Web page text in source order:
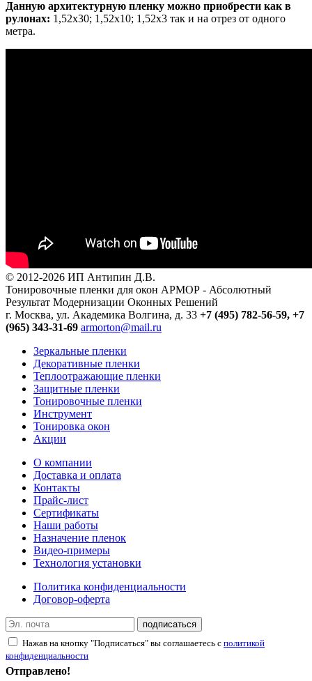
Данную архитектурную пленку можно приобрести как в
рулонах: 1,52х30; 1,52х10; 1,52x3 так и на отрез от одного
метра.
© 2012-2026 ИП Антипин Д.В.
Тонировочные пленки для окон АРМОР - Абсолютный
Результат Модернизации Оконных Решений
г. Москва, ул. Академика Волгина, д. 33 +7 (495) 782-56-59, +7
(965) 343-31-69 armorton@mail.ru
Зеркальные пленки
Декоративные пленки
Теплоотражающие пленки
Защитные пленки
Тонировочные пленки
Инструмент
Тонировка окон
Акции
О компании
Доставка и оплата
Контакты
Прайс-лист
Сертификаты
Наши работы
Назначение пленок
Видео-примеры
Технология установки
Политика конфиденциальности
Договор-оферта
подписаться
Нажав на кнопку "Подписаться" вы соглашаетесь с политикой
конфиденциальности
Отправлено!